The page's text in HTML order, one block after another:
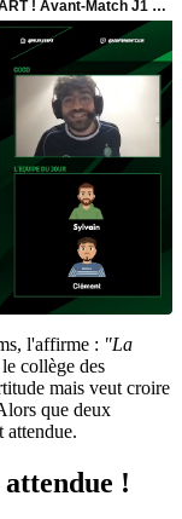
l'affirme : "La
collège des
mais veut croire
que deux
attendue.
!